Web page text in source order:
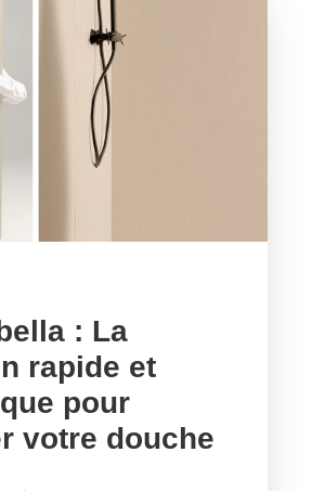
: La
rapide et
pour
votre douche